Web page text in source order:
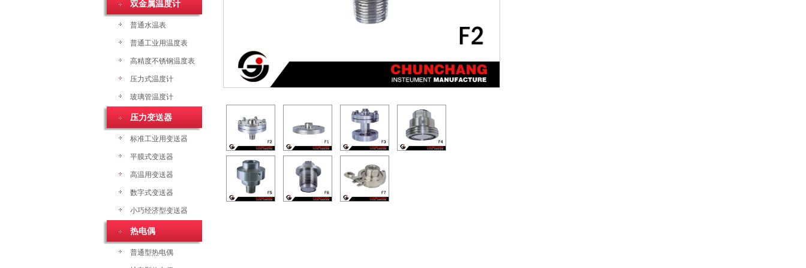
双金属温度计
普通水温表
普通工业用温度表
高精度不锈钢温度表
压力式温度计
玻璃管温度计
压力变送器
标准工业用变送器
平膜式变送器
高温用变送器
数字式变送器
小巧经济型变送器
热电偶
普通型热电偶